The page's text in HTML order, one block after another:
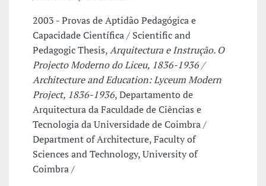
2003 - Provas de Aptidão Pedagógica e
Capacidade Científica / Scientific and
Pedagogic Thesis,Arquitectura e Instrução. O
Projecto Moderno do Liceu, 1836-1936 /
Architecture and Education: Lyceum Modern
Project, 1836-1936, Departamento de
Arquitectura da Faculdade de Ciências e
Tecnologia da Universidade de Coimbra /
Department of Architecture, Faculty of
Sciences and Technology, University of
Coimbra /